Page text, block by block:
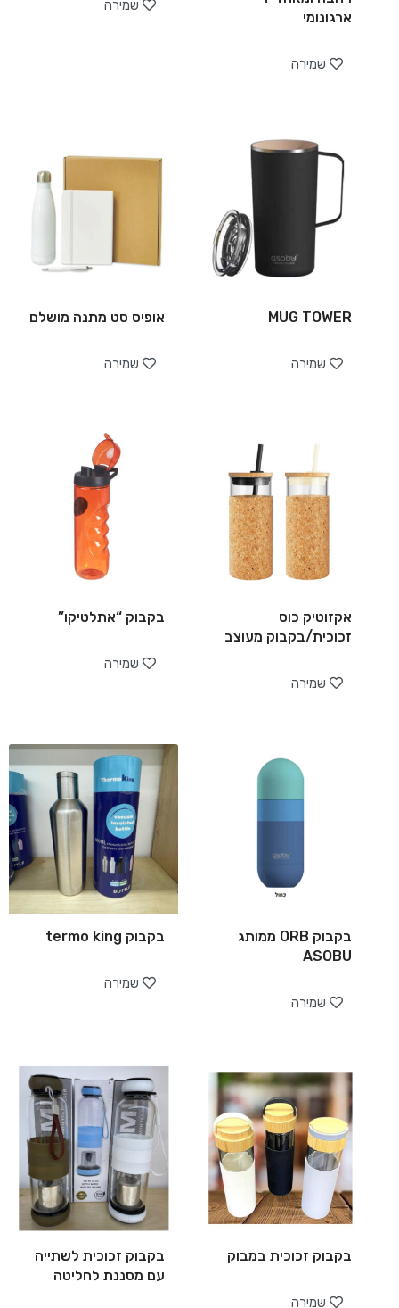
ארגונומי
שמירה
שמירה
MUG TOWER
שמירה
אופיס סט מתנה מושלם
שמירה
אקזוטיק כוס
זכוכית/בקבוק מעוצב
שמירה
בקבוק “אתלטיקו”
שמירה
בקבוק ORB ממותג
ASOBU
שמירה
בקבוק termo king
שמירה
בקבוק זכוכית במבוק
שמירה
בקבוק זכוכית לשתייה
עם מסננת לחליטה